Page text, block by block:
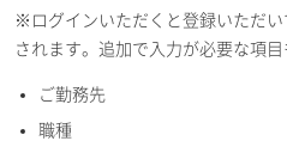
E-mailアドレス（半角英数）
※ログインいただくと登録いただ
されます。追加で入力が必要な項目
ご勤務先
職種